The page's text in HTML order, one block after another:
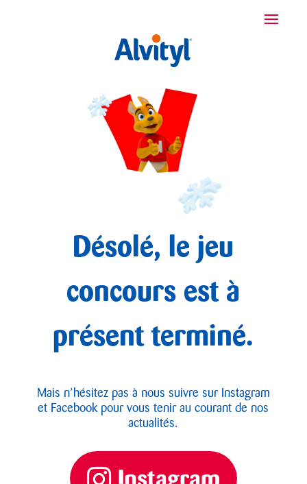
Désolé, le jeu
concours est à
présent terminé.
Mais n’hésitez pas à nous suivre sur Instagram
et Facebook pour vous tenir au courant de nos
actualités.